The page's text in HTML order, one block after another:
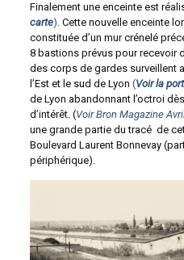
Finalement une enceinte est
carte). Cette nouvelle enceinte
constituée d’un mur crénelé
8 bastions prévus pour recevoir
des corps de gardes surveillent
l’Est et le sud de Lyon (Voir la
de Lyon abandonnant l’octroi
d’intérêt. (Voir Bron Magazine
une grande partie du tracé de
Boulevard Laurent Bonnevay
périphérique).